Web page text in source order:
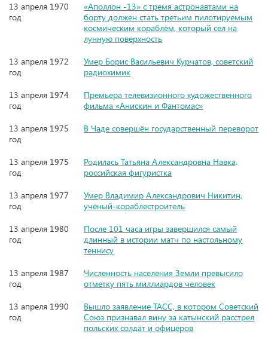
13 апреля 1970
год
«Аполлон -13» с тремя астронавтами на
борту должен стать третьим пилотируемым
космическим кораблём, который сел на
лунную поверхность
13 апреля 1972
год
Умер Борис Васильевич Курчатов, советский
радиохимик
13 апреля 1974
год
Премьера телевизионного художественного
фильма «Анискин и Фантомас»
13 апреля 1975
год
В Чаде совершён государственный переворот
13 апреля 1975
год
Родилась Татьяна Александровна Навка,
российская фигуристка
13 апреля 1977
год
Умер Владимир Александрович Никитин,
учёный-кораблестроитель
13 апреля 1980
год
После 101 часа игры завершился самый
длинный в истории матч по настольному
теннису
13 апреля 1987
год
Численность населения Земли превысило
отметку пять миллиардов человек
13 апреля 1990
год
Вышло заявление ТАСС, в котором Советский
Союз признавал вину за катынский расстрел
польских солдат и офицеров